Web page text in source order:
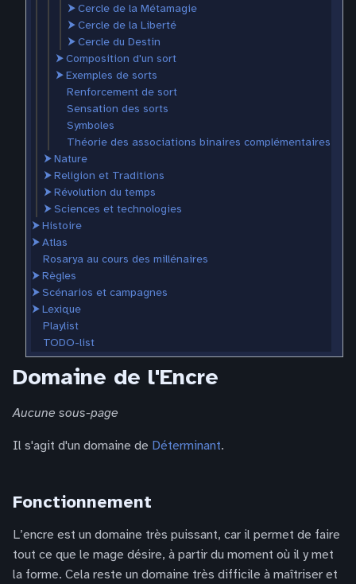
⮞Cercle de la Métamagie
⮞Cercle de la Liberté
⮞Cercle du Destin
⮞Composition d'un sort
⮞Exemples de sorts
Renforcement de sort
Sensation des sorts
Symboles
Théorie des associations binaires complémentaires
⮞Nature
⮞Religion et Traditions
⮞Révolution du temps
⮞Sciences et technologies
⮞Histoire
⮞Atlas
Rosarya au cours des millénaires
⮞Règles
⮞Scénarios et campagnes
⮞Lexique
Playlist
TODO-list
Domaine de l'Encre
Aucune sous-page
Il s'agit d'un domaine de Déterminant.
Fonctionnement
L’encre est un domaine très puissant, car il permet de faire
tout ce que le mage désire, à partir du moment où il y met
la forme. Cela reste un domaine très difficile à maîtriser et